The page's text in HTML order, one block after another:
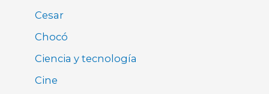
Cesar
Chocó
Ciencia y tecnología
Cine